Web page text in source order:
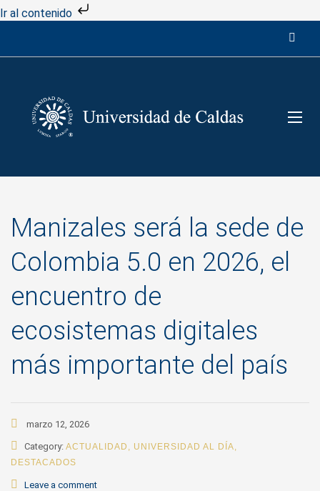
Ir al contenido
Manizales será la sede de
Colombia 5.0 en 2026, el
encuentro de
ecosistemas digitales
más importante del país
marzo 12, 2026
Category: ACTUALIDAD , UNIVERSIDAD AL DÍA,
DESTACADOS
Leave a comment